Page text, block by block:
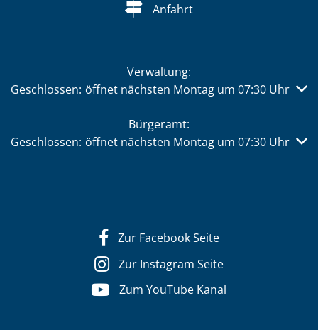
Anfahrt
Verwaltung:
Klicken, um weitere Öffnungs- oder Schließzeiten
Geschlossen: öffnet nächsten Montag um 07:30 Uhr
Bürgeramt:
Klicken, um weitere Öffnungs- oder Schließzeiten
Geschlossen: öffnet nächsten Montag um 07:30 Uhr
Zur Facebook Seite
Zur Instagram Seite
Zum YouTube Kanal